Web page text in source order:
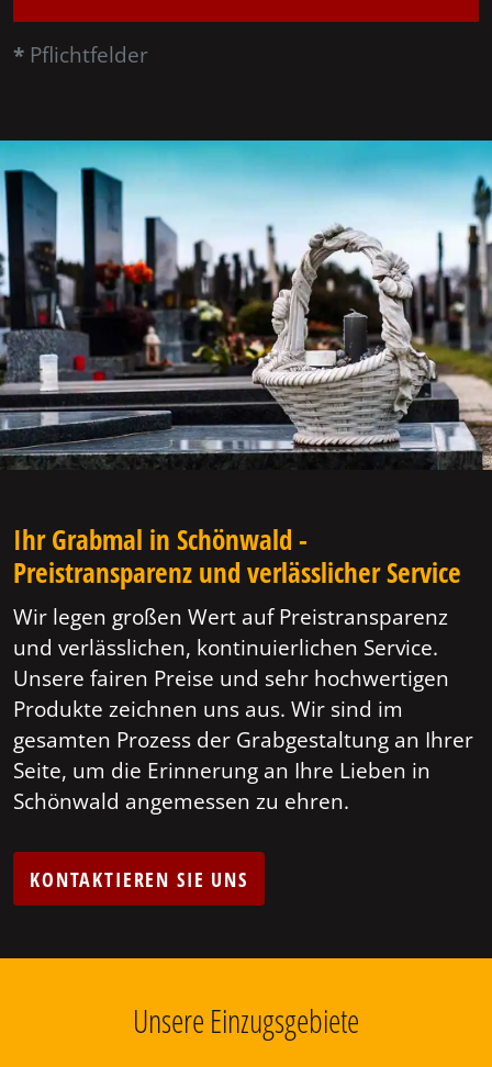
* Pflichtfelder
Ihr Grabmal in Schönwald -
Preistransparenz und verlässlicher Service
Wir legen großen Wert auf Preistransparenz
und verlässlichen, kontinuierlichen Service.
Unsere fairen Preise und sehr hochwertigen
Produkte zeichnen uns aus. Wir sind im
gesamten Prozess der Grabgestaltung an Ihrer
Seite, um die Erinnerung an Ihre Lieben in
Schönwald angemessen zu ehren.
KONTAKTIEREN SIE UNS
Unsere Einzugsgebiete